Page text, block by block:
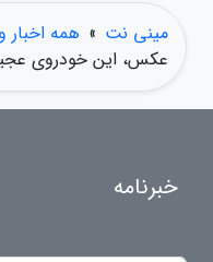
مینی نت » همه اخبار
عکس، این خودروی
خبرنامه